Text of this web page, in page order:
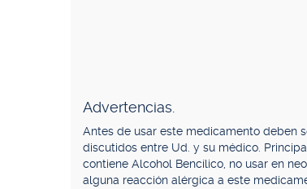
Advertencias.
Antes de usar este medicamento deben
discutidos entre Ud. y su médico.
contiene Alcohol Bencílico, no usar en
alguna reacción alérgica a este